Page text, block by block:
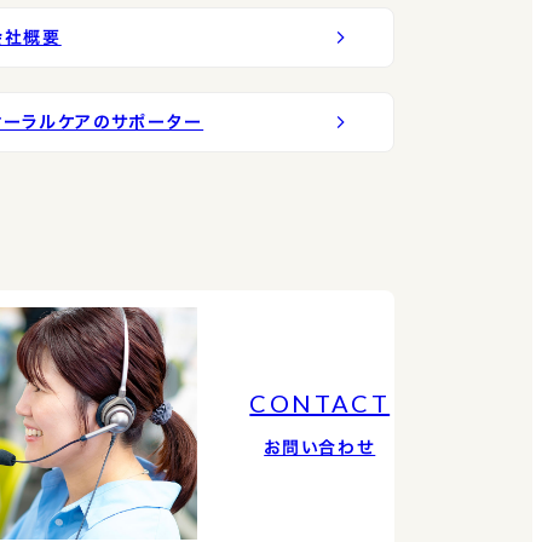
社概要
ーラルケアのサポーター
CONTACT
お問い合わせ